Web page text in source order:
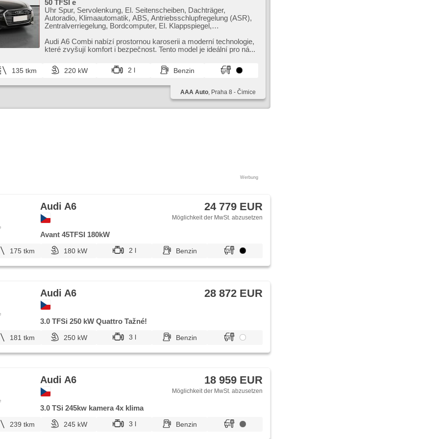
Innenthermometer, Televonvorbereitung, abgestimmter Auspuff,
Heckscheibenwischer, Getönte Scheiben, zatmavená zadní skla,
roletky na zadních oknech, Federung Luft, Ausziehbare Kopflehnen,
El. Anlasser, Garantie, el. tažné zařízení, digitální přístrojová deska,
wifi hotspot, vyhřívaná zadní sedadla
50 TFSI e
Uhr Spur, Servolenkung, El. Seitenscheiben, Dachträger,
Autoradio, Klimaautomatik, ABS, Antriebsschlupfregelung (ASR),
Zentralverriegelung, Bordcomputer, El. Klappspiegel,
beheizte Sitze, head-up display, Scheibenwischersensor, starten
per Taste, Reifendrucksensor, USB, Automatikgetriebe, Antrieb
Audi A6 Combi nabízí prostornou karoserii a moderní technologie,​
které zvyšují komfort i bezpečnost. Tento model je ideální pro ná...
135 tkm 220 kW 2 l Benzin
AAA Auto, Praha 8 - Čimice
Werbung
Audi A6 24 779 EUR
Möglichkeit der MwSt. abzusetzen
Avant 45TFSI 180kW
175 tkm 180 kW 2 l Benzin
Audi A6 28 872 EUR
3.0 TFSi 250 kW Quattro Tažné!
181 tkm 250 kW 3 l Benzin
Audi A6 18 959 EUR
Möglichkeit der MwSt. abzusetzen
3.0 TSi 245kw kamera 4x klima
239 tkm 245 kW 3 l Benzin